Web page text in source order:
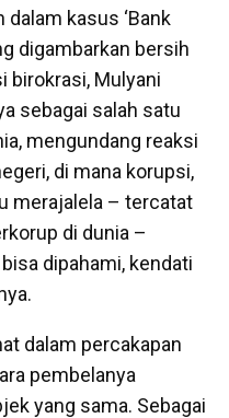
kasus ‘Bank
digambarkan bersih
birokrasi, Mulyani
sebagai salah satu
mengundang reaksi
di mana korupsi,
merajalela – tercatat
di dunia –
dipahami, kendati
dalam percakapan
pembelanya
yang sama. Sebagai